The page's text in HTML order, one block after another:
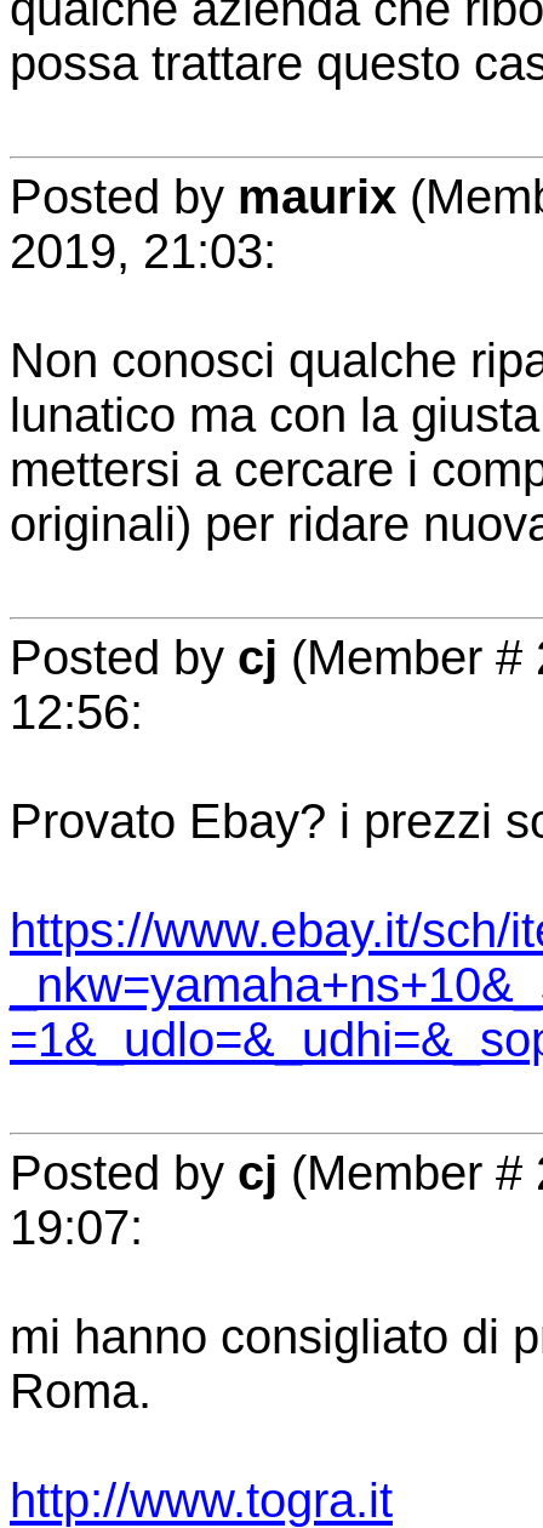
possa trattare questo
Posted by maurix
2019, 21:03:
Non conosci qualche
lunatico ma con la
mettersi a cercare i
originali) per ridare
Posted by cj (Member #
12:56:
Provato Ebay? i prezzi
https://www.ebay.it/sch/
Posted by cj (Member #
19:07:
mi hanno consigliato di
Roma.
http://www.togra.it